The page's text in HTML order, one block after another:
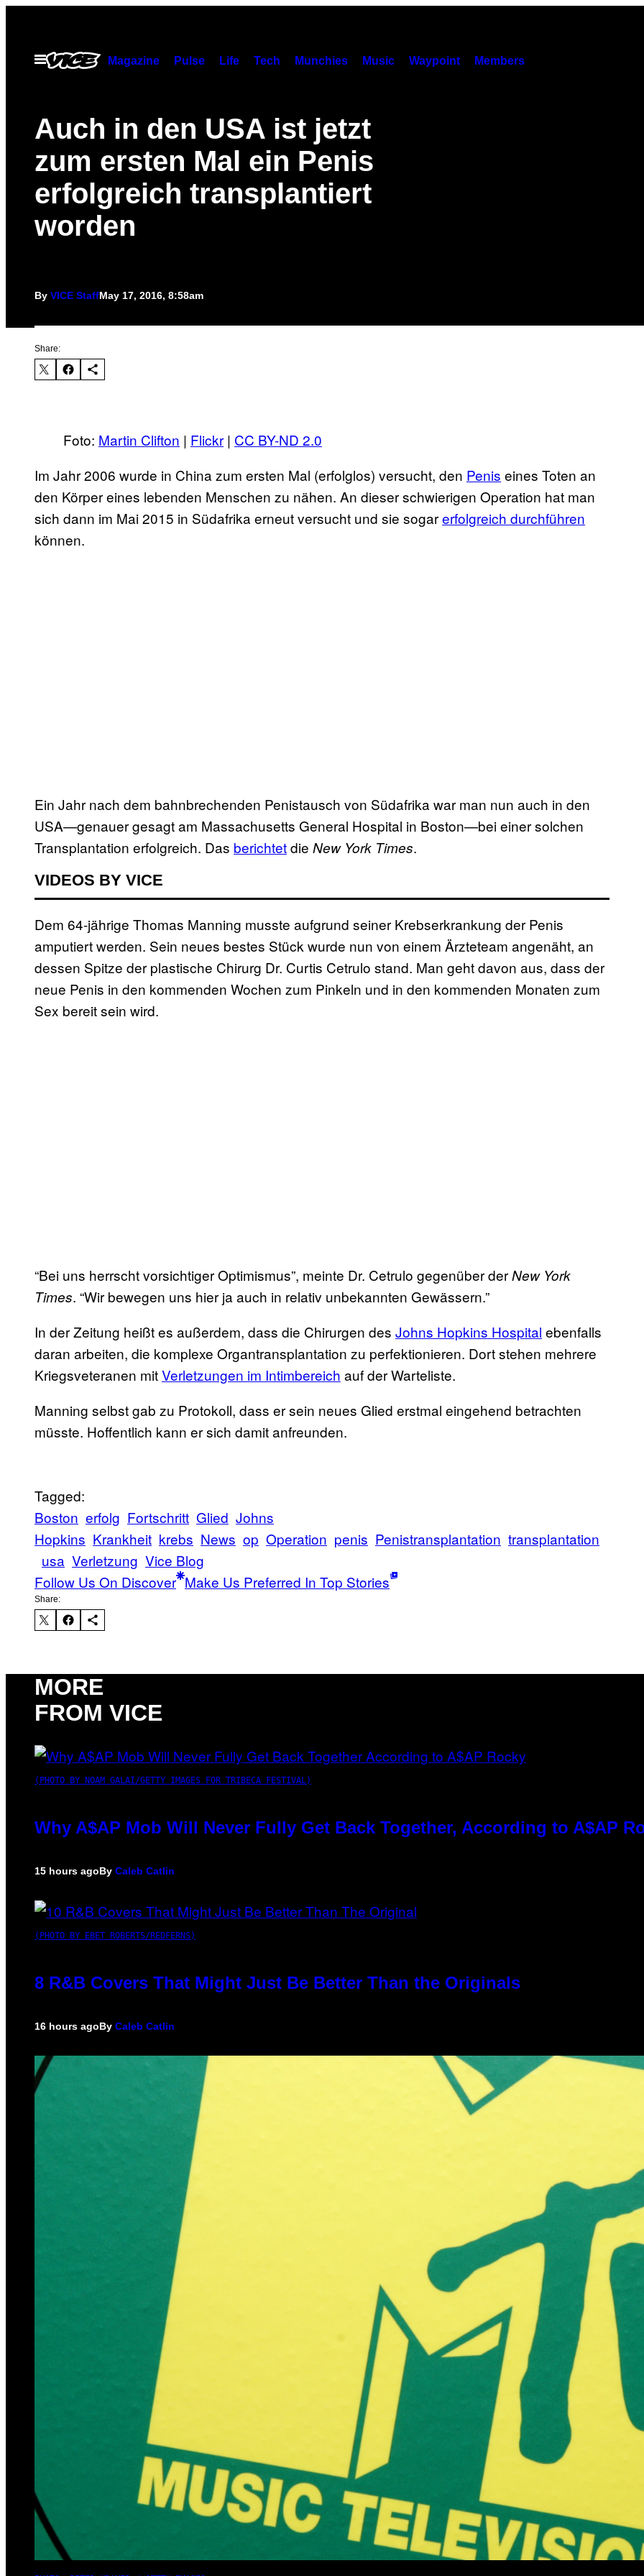
contentOpen
Menu
Magazine Pulse Life Tech Munchies Music Waypoint Members
Auch in den USA ist jetzt
zum ersten Mal ein Penis
erfolgreich transplantiert
worden
By VICE StaffMay 17, 2016, 8:58am
Share:
Foto: Martin Clifton | Flickr | CC BY-ND 2.0
Im Jahr 2006 wurde in China zum ersten Mal (erfolglos) versucht, den Penis eines Toten an
den Körper eines lebenden Menschen zu nähen. An dieser schwierigen Operation hat man
sich dann im Mai 2015 in Südafrika erneut versucht und sie sogarerfolgreich durchführen
können.
Ein Jahr nach dem bahnbrechenden Penistausch von Südafrika war man nun auch in den
USA—genauer gesagt am Massachusetts General Hospital in Boston—bei einer solchen
Transplantation erfolgreich. Das berichtetdie New York Times.
VIDEOS BY VICE
Dem 64-jährige Thomas Manning musste aufgrund seiner Krebserkrankung der Penis
amputiert werden. Sein neues bestes Stück wurde nun von einem Ärzteteam angenäht, an
dessen Spitze der plastische Chirurg Dr. Curtis Cetrulo stand. Man geht davon aus, dass der
neue Penis in den kommenden Wochen zum Pinkeln und in den kommenden Monaten zum
Sex bereit sein wird.
“Bei uns herrscht vorsichtiger Optimismus”, meinte Dr. Cetrulo gegenüber derNew York
Times. “Wir bewegen uns hier ja auch in relativ unbekannten Gewässern.”
In der Zeitung heißt es außerdem, dass die Chirurgen des Johns Hopkins Hospital ebenfalls
daran arbeiten, die komplexe Organtransplantation zu perfektionieren. Dort stehen mehrere
Kriegsveteranen mitVerletzungen im Intimbereich auf der Warteliste.
Manning selbst gab zu Protokoll, dass er sein neues Glied erstmal eingehend betrachten
müsste. Hoffentlich kann er sich damit anfreunden.
Tagged:
Boston erfolg Fortschritt Glied Johns
Hopkins Krankheit krebs News op Operation penis Penistransplantation transplantation
usa Verletzung Vice Blog
Follow Us On Discover Make Us Preferred In Top Stories
Share:
MORE
FROM VICE
(PHOTO BY NOAM GALAI/GETTY IMAGES FOR TRIBECA FESTIVAL)
Why A$AP Mob Will Never Fully Get Back Together, According to A$AP
15 hours agoBy Caleb Catlin
(PHOTO BY EBET ROBERTS/REDFERNS)
8 R&B Covers That Might Just Be Better Than the Originals
16 hours agoBy Caleb Catlin